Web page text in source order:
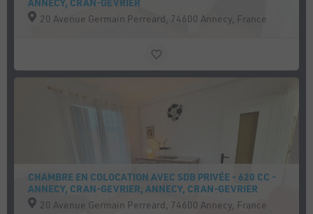
20 Avenue Germain Perreard, 74600 Annecy, France
CHAMBRE EN COLOCATION AVEC SDB PRIVÉE - 620 CC -
ANNECY, CRAN-GEVRIER, ANNECY, CRAN-GEVRIER
20 Avenue Germain Perreard, 74600 Annecy, France